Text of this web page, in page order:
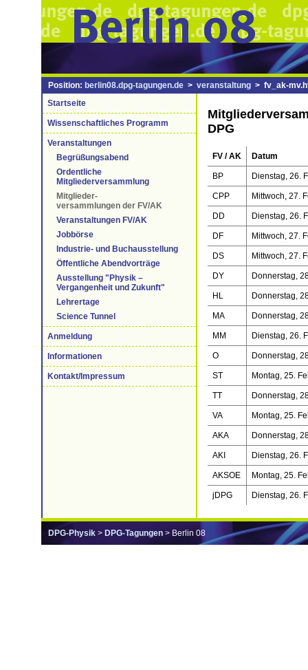
Position: berlin08.dpg-tagungen.de > veranstaltung > fv_ak-
Startseite
Wissenschaftliches Programm
Veranstaltungen
Begrüßungsabend
Ordentliche
Mitgliederversammlung
Mitglieder-
versammlungen der FV/AK
Veranstaltungen FV/AK
Jobbörse
Industrie- und Buchausstellung
Öffentliche Abendvorträge
Ausstellung "Physik –
Vergangenheit und Zukunft"
Lehrertage
Science Tunnel
Anmeldung
Informationen
Kontakt/Impressum
DPG
FV / AK Datum
BP Dienstag, 26.
CPP Mittwoch, 27.
DD Dienstag, 26.
DF Mittwoch, 27.
DS Mittwoch, 27.
DY Donnerstag,
HL Donnerstag,
MA Donnerstag,
MM Dienstag, 26.
O Donnerstag,
ST Montag, 25.
TT Donnerstag,
VA Montag, 25.
AKA Donnerstag,
AKI Dienstag, 26.
AKSOE Montag, 25.
jDPG Dienstag, 26.
DPG-Physik > DPG-Tagungen > Berlin 08